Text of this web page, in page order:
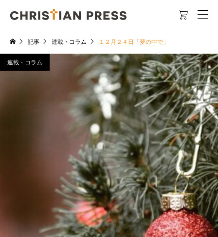

記事 連載・コラム １２月２４日「夢の中で」
連載・コラム